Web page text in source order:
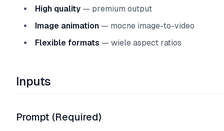
High quality — premium output
Image animation — mocne image-to-video
Flexible formats — wiele aspect ratios
Inputs
Prompt (Required)